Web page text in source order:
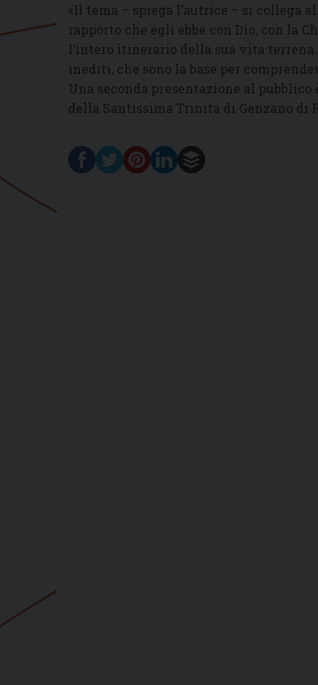
«Il tema – spiega l’autrice – si collega
rapporto che egli ebbe con Dio, con la
l’intero itinerario della sua vita
inediti, che sono la base per
Una seconda presentazione al pubblico
della Santissima Trinità di Genzano di